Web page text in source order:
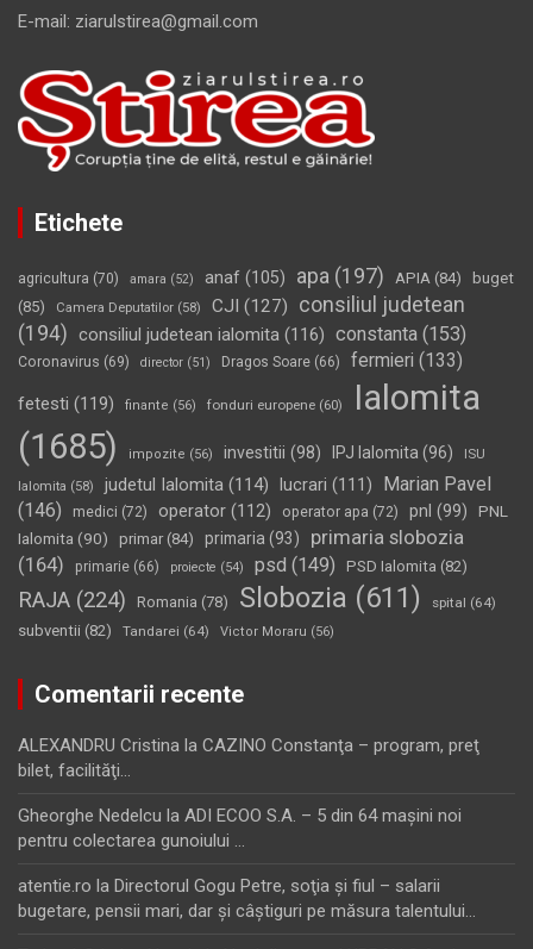
E-mail: ziarulstirea@gmail.com
Etichete
agricultura (70) amara (52) anaf (105) apa (197) APIA (84)
buget
(85)
Camera Deputatilor (58) CJI (127)
consiliul judetean
(194) consiliul judetean ialomita (116) constanta (153)
Coronavirus (69) director (51) Dragos Soare (66) fermieri (133)
fetesti (119) finante (56) fonduri europene (60)
Ialomita
(1685)
impozite (56) investitii (98) IPJ Ialomita (96) ISU
Ialomita (58) judetul Ialomita (114) lucrari (111)
Marian Pavel
(146)
medici (72) operator (112) operator apa (72) pnl (99)
PNL
Ialomita (90) primar(84) primaria (93)
primaria slobozia
(164)
primarie (66) proiecte (54) psd (149) PSD Ialomita (82)
RAJA (224) Romania (78) Slobozia (611) spital (64)
subventii (82) Tandarei (64) Victor Moraru (56)
Comentarii recente
ALEXANDRU Cristina la CAZINO Constanţa – program, preţ
bilet, facilităţi…
Gheorghe Nedelcu la ADI ECOO S.A. – 5 din 64 maşini noi
pentru colectarea gunoiului …
atentie.ro la Directorul Gogu Petre, soţia şi fiul – salarii
bugetare, pensii mari, dar şi câştiguri pe măsura talentului…